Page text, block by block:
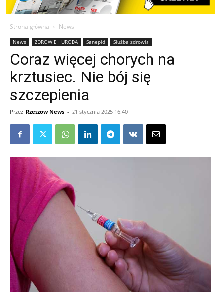
Strona główna News
News ZDROWIE I URODA Sanepid Służba zdrowia
Coraz więcej chorych na
krztusiec. Nie bój się
szczepienia
Przez Rzeszów News - 21 stycznia 2025 16:40